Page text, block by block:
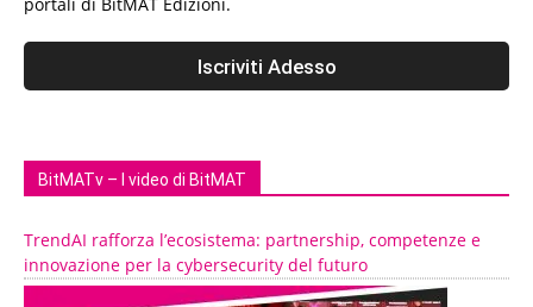
BitMATv – I video di BitMAT
TrendAI rafforza l’ecosistema: partnership, competenze e
innovazione per la cybersecurity del futuro